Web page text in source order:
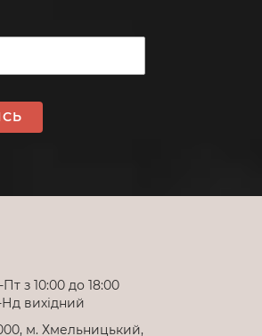
з 10:00 до 18:00
Нд вихідний
м. Хмельницький,